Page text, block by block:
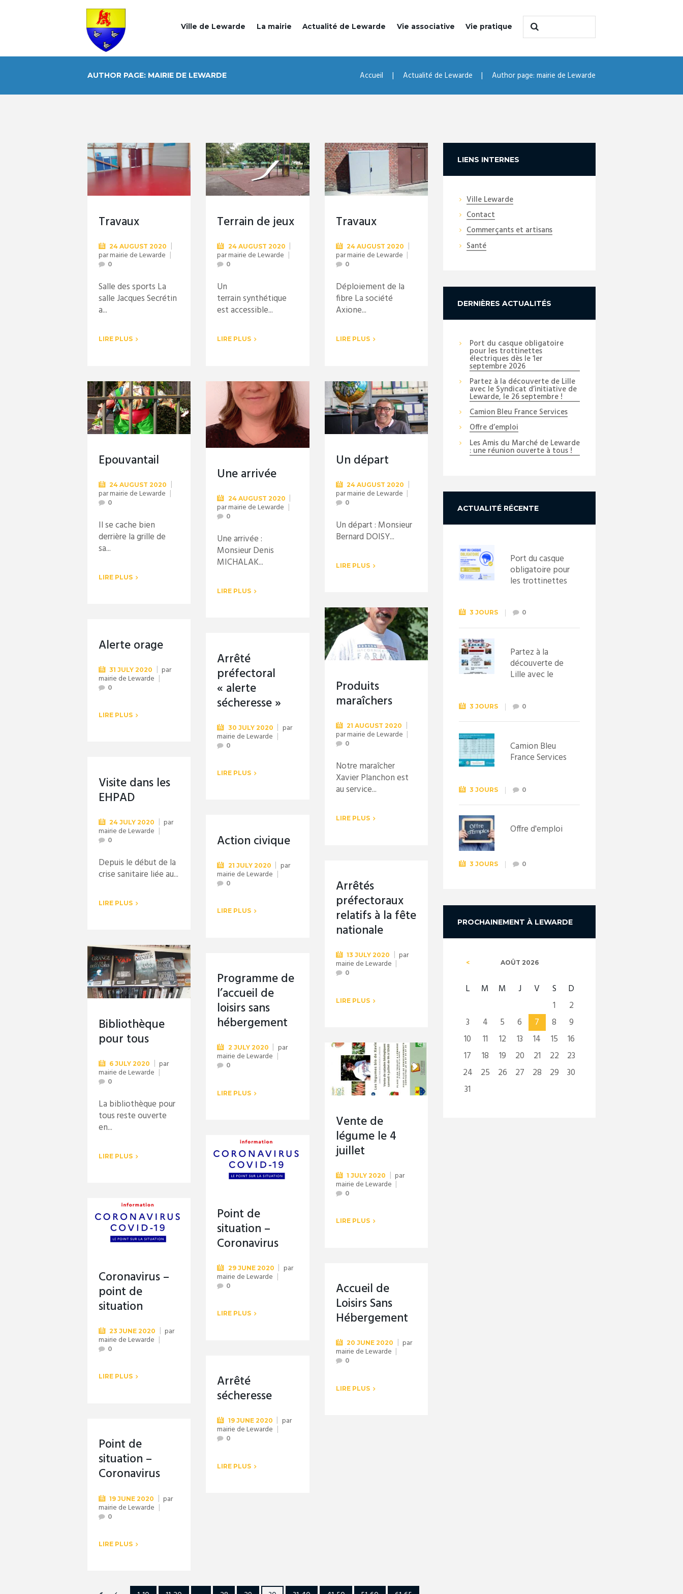
Ville de Lewarde La mairie Actualité de Lewarde Vie associative Vie pratique
AUTHOR PAGE: MAIRIE DE LEWARDE Accueil Actualité de Lewarde Author page: mairie de Lewarde
Travaux
24 AUGUST 2020
parmairie de Lewarde
0
Salle des sports La
salle Jacques Secrétin
a...
LIRE PLUS
Terrain de jeux
24 AUGUST 2020
parmairie de Lewarde
0
Un
terrain synthétique
est accessible...
LIRE PLUS
Travaux
24 AUGUST 2020
parmairie de Lewarde
0
Déploiement de la
fibre La société
Axione...
LIRE PLUS
Epouvantail
24 AUGUST 2020
parmairie de Lewarde
0
Il se cache bien
derrière la grille de
sa...
LIRE PLUS
Une arrivée
24 AUGUST 2020
parmairie de Lewarde
0
Une arrivée :
Monsieur Denis
MICHALAK...
LIRE PLUS
Un départ
24 AUGUST 2020
parmairie de Lewarde
0
Un départ : Monsieur
Bernard DOISY...
LIRE PLUS
Produits
maraîchers
21 AUGUST 2020
parmairie de Lewarde
0
Notre maraîcher
Xavier Planchon est
au service...
LIRE PLUS
Alerte orage
31 JULY 2020 par
mairie de Lewarde
0
LIRE PLUS
Arrêté
préfectoral
« alerte
sécheresse »
30 JULY 2020 par
mairie de Lewarde
0
LIRE PLUS
Visite dans les
EHPAD
24 JULY 2020 par
mairie de Lewarde
0
Depuis le début de la
crise sanitaire liée au...
LIRE PLUS
Action civique
21 JULY 2020 par
mairie de Lewarde
0
LIRE PLUS
Arrêtés
préfectoraux
relatifs à la fête
nationale
13 JULY 2020 par
mairie de Lewarde
0
LIRE PLUS
Bibliothèque
pour tous
6 JULY 2020 par
mairie de Lewarde
0
La bibliothèque pour
tous reste ouverte
en...
LIRE PLUS
Programme de
l’accueil de
loisirs sans
hébergement
2 JULY 2020 par
mairie de Lewarde
0
LIRE PLUS
Vente de
légume le 4
juillet
1 JULY 2020 par
mairie de Lewarde
0
LIRE PLUS
Point de
situation –
Coronavirus
29 JUNE 2020 par
mairie de Lewarde
0
LIRE PLUS
Coronavirus –
point de
situation
23 JUNE 2020 par
mairie de Lewarde
0
LIRE PLUS
Accueil de
Loisirs Sans
Hébergement
20 JUNE 2020 par
mairie de Lewarde
0
LIRE PLUS
Arrêté
sécheresse
19 JUNE 2020 par
mairie de Lewarde
0
LIRE PLUS
Point de
situation –
Coronavirus
19 JUNE 2020 par
mairie de Lewarde
0
LIRE PLUS
LIENS INTERNES
Ville Lewarde
Contact
Commerçants et artisans
Santé
DERNIÈRES ACTUALITÉS
Port du casque obligatoire
pour les trottinettes
électriques dès le 1er
septembre 2026
Partez à la découverte de Lille
avec le Syndicat d’initiative de
Lewarde, le 26 septembre !
Camion Bleu France Services
Offre d’emploi
Les Amis du Marché de Lewarde
: une réunion ouverte à tous !
ACTUALITÉ RÉCENTE
Port du casque
obligatoire pour
les trottinettes
septembre
2026
3 JOURS 0
Partez à la
découverte de
Lille avec le
Lewarde, le 26
septembre !
3 JOURS 0
Camion Bleu
France Services
3 JOURS 0
Offre d'emploi
3 JOURS 0
PROCHAINEMENT À LEWARDE
AOÛT 2026
L M M J V S
D
1
2
3
4 5 6 7 8
9
10
11 12 13 14 15
16
17
18 19 20 21 22
23
24
25 26 27 28 29
30
31